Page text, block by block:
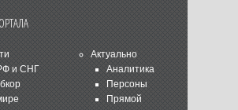
и СНГ
Актуально
Аналитика
Персоны
Прямой